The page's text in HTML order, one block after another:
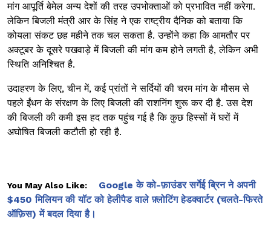
मांग आपूर्ति बेमेल अन्य देशों की तरह उपभोक्ताओं को प्रभावित नहीं करेगा.
लेकिन बिजली मंत्री आर के सिंह ने एक राष्ट्रीय दैनिक को बताया कि
कोयला संकट छह महीने तक चल सकता है. उन्होंने कहा कि आमतौर पर
अक्टूबर के दूसरे पखवाड़े में बिजली की मांग कम होने लगती है, लेकिन अभी
स्थिति अनिश्चित है.
उदाहरण के लिए, चीन में, कई प्रांतों ने सर्दियों की चरम मांग के मौसम से
पहले ईंधन के संरक्षण के लिए बिजली की राशनिंग शुरू कर दी है. उस देश
की बिजली की कमी इस हद तक पहुंच गई है कि कुछ हिस्सों में घरों में
अघोषित बिजली कटौती हो रही है.
You May Also Like:
Google के को-फ़ाउंडर सर्गेई ब्रिन ने अपनी
$450 मिलियन की यॉट को हेलीपैड वाले फ़्लोटिंग हेडक्वार्टर (चलते-फिरते
ऑफ़िस) में बदल दिया है।